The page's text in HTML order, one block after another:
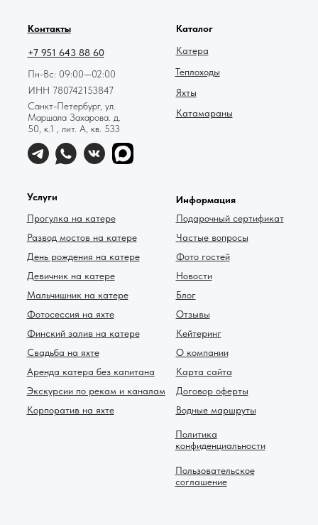
Контакты
+7 951 643 88 60
Пн-Вс: 09:00—02:00
ИНН 780742153847
Санкт-Петербург, ул.
Маршала Захарова. д.
50, к.1 , лит. А, кв. 533
Услуги
Прогулка на катере
Развод мостов на катере
День рождения на катере
Девичник на катере
Мальчишник на катере
Фотосессия на яхте
Финский залив на катере
Свадьба на яхте
Аренда катера без капитана
Экскурсии по рекам и каналам
Корпоратив на яхте
Каталог
Катамараны
Яхты
Теплоходы
Катера
Пользовательское
соглашение
Политика
конфиденциальности
Договор оферты
Водные маршруты
Блог
Информация
Подарочный сертификат
Частые вопросы
Фото гостей
Новости
Отзывы
Кейтеринг
О компании
Карта сайта